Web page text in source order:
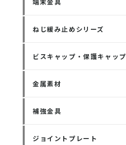
端末金具
ねじ緩み止めシリーズ
ビスキャップ・保護キャップ
金属素材
補強金具
ジョイントプレート